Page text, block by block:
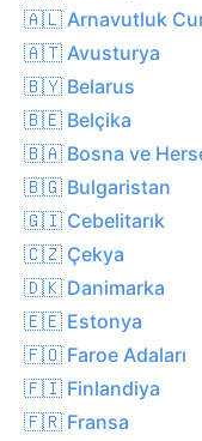
🇦🇱 Arnavutluk
🇦🇹 Avusturya
🇧🇾 Belarus
🇧🇪 Belçika
🇧🇦 Bosna ve
🇧🇬 Bulgaristan
🇬🇮 Cebelitarık
🇨🇿 Çekya
🇩🇰 Danimarka
🇪🇪 Estonya
🇫🇴 Faroe Adaları
🇫🇮 Finlandiya
🇫🇷 Fransa